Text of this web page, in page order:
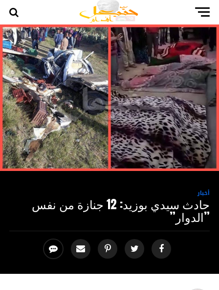
أخبار
حادث سيدي بوزيد: 12 جنازة من نفس
”الدوار”